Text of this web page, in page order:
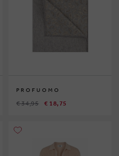
PROFUOMO
€ 34,95 € 18,75